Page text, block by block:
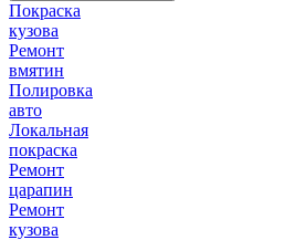
Покраска
кузова
Ремонт
вмятин
Полировка
авто
Локальная
покраска
Ремонт
царапин
Ремонт
кузова